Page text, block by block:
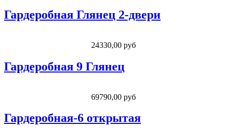
Гардеробная Глянец 2-двери
24330,00 руб
Гардеробная 9 Глянец
69790,00 руб
Гардеробная-6 открытая